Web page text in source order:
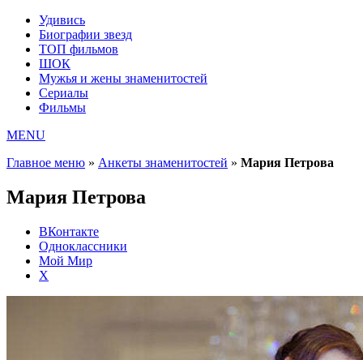
Удивись
Биографии звезд
ТОП фильмов
ШОК
Мужья и жены знаменитостей
Сериалы
Фильмы
MENU
Главное меню » Анкеты знаменитостей » Мария Петрова
Мария Петрова
ВКонтакте
Одноклассники
Мой Мир
X